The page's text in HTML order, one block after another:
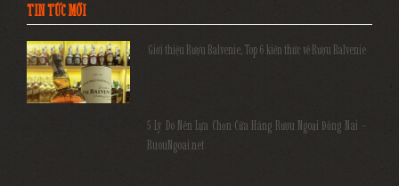
TIN TỨC MỚI
Giới thiệu Rượu Balvenie, Top 6 kiến thức về Rượu Balvenie
5 Lý Do Nên Lựa Chọn Cửa Hàng Rượu Ngoại Đồng Nai –
RuouNgoai.net